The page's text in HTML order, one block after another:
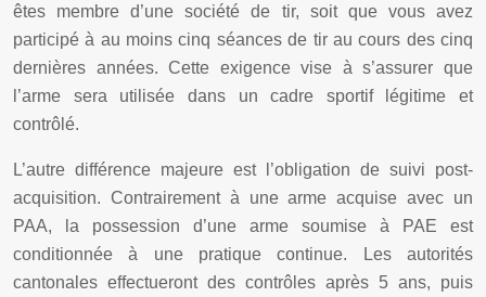
êtes membre d’une société de tir, soit que vous avez
participé à au moins cinq séances de tir au cours des cinq
dernières années. Cette exigence vise à s’assurer que
l’arme sera utilisée dans un cadre sportif légitime et
contrôlé.
L’autre différence majeure est l’obligation de suivi post-
acquisition. Contrairement à une arme acquise avec un
PAA, la possession d’une arme soumise à PAE est
conditionnée à une pratique continue. Les autorités
cantonales effectueront des contrôles après 5 ans, puis